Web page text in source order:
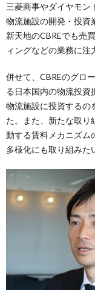
三菱商事やダイヤモン
物流施設の開発・投資
新天地のCBREでも売
ィングなどの業務に注
併せて、CBREのグロ
る日本国内の物流投資
物流施設に投資するの
た。また、新たな取り
動する賃料メカニズム
多様化にも取り組みた